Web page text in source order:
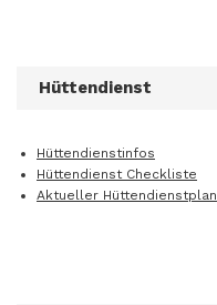
Hüttendienst
Hüttendienstinfos
Hüttendienst Checkliste
Aktueller Hüttendienstplan